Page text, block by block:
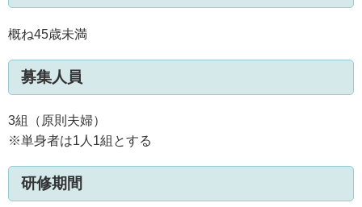
概ね45歳未満
募集人員
3組（原則夫婦）
※単身者は1人1組とする
研修期間